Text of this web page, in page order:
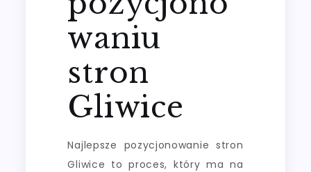
waniu
stron
Gliwice
Najlepsze pozycjonowanie stron
Gliwice to proces, który ma na